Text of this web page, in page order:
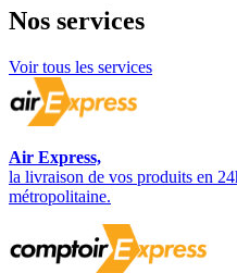
Nos services
Voir tous les services
Air Express,
la livraison de vos produits en
métropolitaine.